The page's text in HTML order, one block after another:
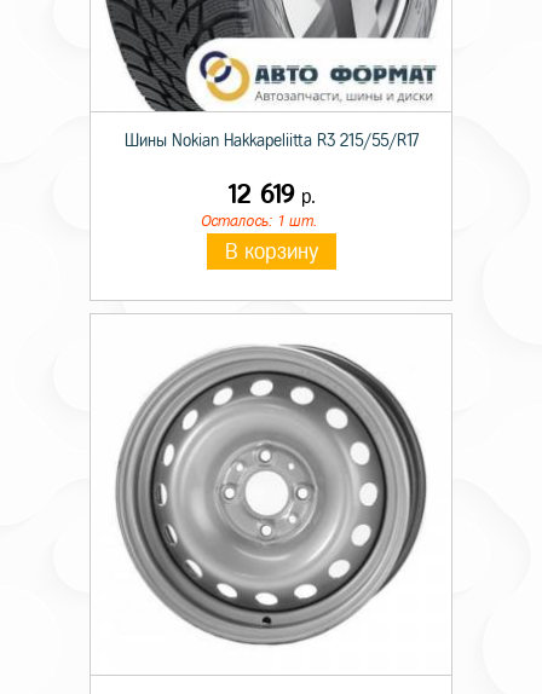
Шины Nokian Hakkapeliitta R3 215/55/R17
12 619р.
Осталось: 1 шт.
В корзину